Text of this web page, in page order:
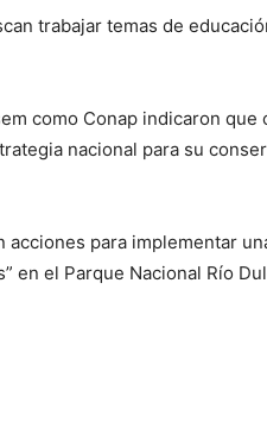
trabajar temas de
como Conap indicaron
nacional para su
acciones para implementar
en el Parque Nacional Río